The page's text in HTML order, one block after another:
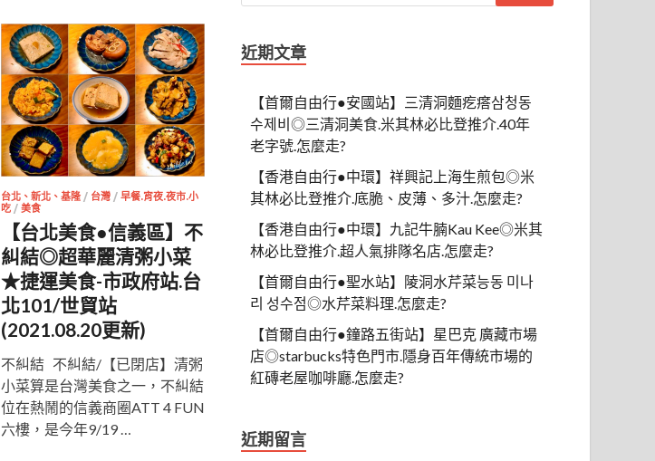
台北、新北、基隆 / 台灣 / 早餐.宵夜.夜市.小
吃 / 美食
【台北美食●信義區】不
糾結◎超華麗清粥小菜
★捷運美食-市政府站.台
北101/世貿站
(2021.08.20更新)
不糾結 不糾結/【已閉店】清粥
小菜算是台灣美食之一，不糾結
位在熱鬧的信義商圈ATT 4 FUN
六樓，是今年9/19 …
近期文章
【首爾自由行●安國站】三清洞麵疙瘩삼청동
수제비◎三清洞美食.米其林必比登推介.40年
老字號.怎麼走?
【香港自由行●中環】祥興記上海生煎包◎米
其林必比登推介.底脆、皮薄、多汁.怎麼走?
【香港自由行●中環】九記牛腩Kau Kee◎米其
林必比登推介.超人氣排隊名店.怎麼走?
【首爾自由行●聖水站】陵洞水芹菜능동 미나
리 성수점◎水芹菜料理.怎麼走?
【首爾自由行●鐘路五街站】星巴克 廣藏市場
店◎starbucks特色門市.隱身百年傳統市場的
紅磚老屋咖啡廳.怎麼走?
近期留言